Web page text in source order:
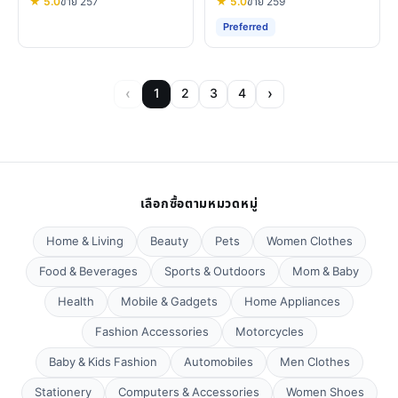
Preferred
‹ 1 2 3 4 ›
เลือกซื้อตามหมวดหมู่
Home & Living Beauty Pets
Women Clothes
Food & Beverages
Sports & Outdoors
Mom & Baby
Health
Mobile & Gadgets
Home Appliances
Fashion Accessories
Motorcycles
Baby & Kids Fashion
Automobiles
Men Clothes
Stationery
Computers & Accessories Women Shoes